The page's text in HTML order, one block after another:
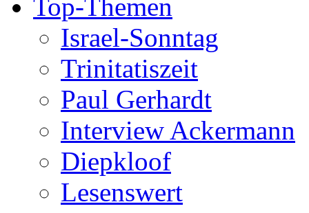
Top-Themen
Israel-Sonntag
Trinitatiszeit
Paul Gerhardt
Interview Ackermann
Diepkloof
Lesenswert